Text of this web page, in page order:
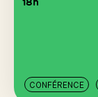
CONFÉRENCE